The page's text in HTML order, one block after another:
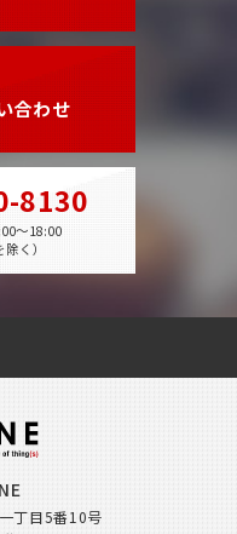
合わせ
8130
～18:00
く）
丁目5番10号